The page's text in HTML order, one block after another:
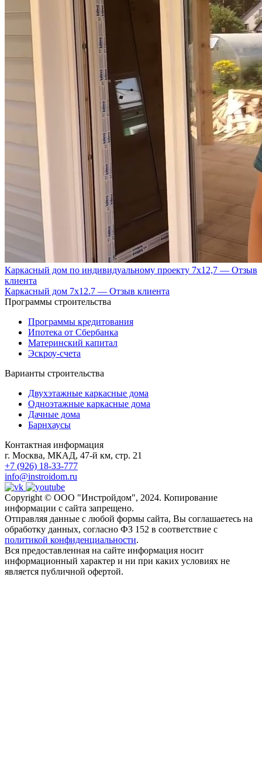
Каркасный дом по индивидуальному проекту 7х12,7 — Отзыв
клиента
Каркасный дом 7х12.7 — Отзыв клиента
Программы строительства
Программы кредитования
Ипотека от Сбербанка
Материнский капитал
Эскроу-счета
Варианты строительства
Двухэтажные каркасные дома
Одноэтажные каркасные дома
Дачные дома
Барнхаусы
Контактная информация
г. Москва, МКАД, 47-й км, стр. 21
+7 (926) 18-33-777
info@instroidom.ru
Copyright © ООО "Инстройдом", 2024. Копирование
информации с сайта запрещено.
Отправляя данные с любой формы сайта, Вы соглашаетесь на
обработку данных, согласно ФЗ 152 в соответствие с
политикой конфиденциальности.
Вся предоставленная на сайте информация носит
информационный характер и ни при каких условиях не
является публичной офертой.